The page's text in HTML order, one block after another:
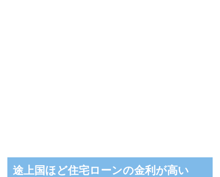
途上国ほど住宅ローンの金利が高い